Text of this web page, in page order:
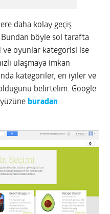
daha kolay geçiş
Bundan böyle sol tarafta
ve oyunlar kategorisi ise
ulaşmaya imkan
kategoriler, en iyiler ve
belirtelim. Google
buradan